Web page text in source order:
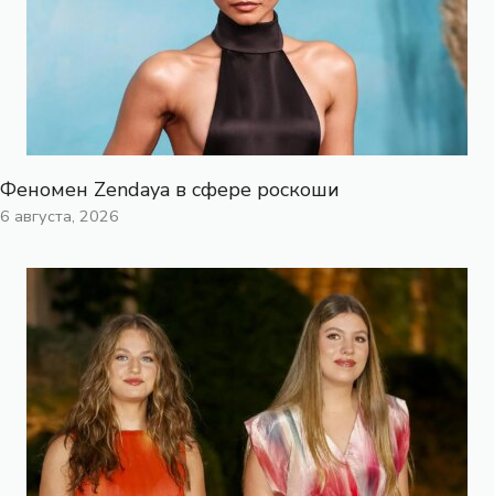
Феномен Zendaya в сфере роскоши
6 августа, 2026